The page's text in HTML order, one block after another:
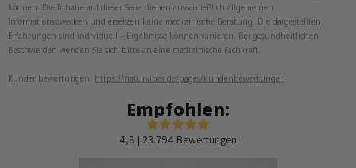
können. Die Inhalte auf dieser Seite dienen ausschließlich allgemeinen
Informationszwecken und ersetzen keine medizinische Beratung. Die dargestellten
Erfahrungen sind individuell – Ergebnisse können variieren. Bei gesundheitlichen
Beschwerden wenden Sie sich bitte an eine medizinische Fachkraft.
Kundenbewertungen: https://naturvibes.de/pages/kundenbewertungen
Empfohlen:
4,8 | 23.794 Bewertungen